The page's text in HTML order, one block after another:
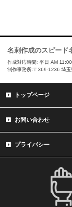
名刺作成のスピード
作成対応時間: 平日 AM
制作事務所:〒369-1236 埼
トップページ
お問い合わせ
プライバシー